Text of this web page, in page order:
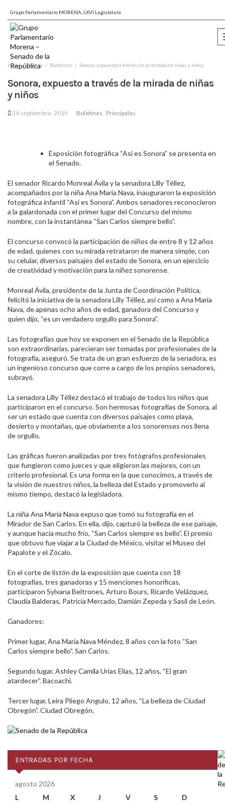
Grupo Parlamentario MORENA, LXVI Legislatura
Inicio Prensa Boletines Sonora, expuesto a través de la mirada de niñas y niños
Sonora, expuesto a través de la mirada de niñas
y niños
24 septiembre, 2019 Boletines Principales
Exposición fotográfica “Así es Sonora” se presenta en
el Senado.
El senador Ricardo Monreal Ávila y la senadora Lilly Téllez,
acompañados por la niña Ana María Nava, inauguraron la exposición
fotográfica infantil “Así es Sonora”. Ambos senadores reconocieron
a la galardonada con el primer lugar del Concurso del mismo
nombre, con la instantánea “San Carlos siempre bello”.
El concurso convocó la participación de niños de entre 8 y 12 años
de edad, quienes con su mirada retrataron de manera simple, con
su celular, diversos paisajes del estado de Sonora, en un ejercicio
de creatividad y motivación para la niñez sonorense.
Monreal Ávila, presidente de la Junta de Coordinación Política,
felicitó la iniciativa de la senadora Lilly Téllez, así como a Ana María
Nava, de apenas ocho años de edad, ganadora del Concurso y
quien dijo, “es un verdadero orgullo para Sonora”.
Las fotografías que hoy se exponen en el Senado de la República
son extraordinarias, parecieran ser tomadas por profesionales de la
fotografía, aseguró. Se trata de un gran esfuerzo de la senadora, es
un ingenioso concurso que corre a cargo de los propios senadores,
subrayó.
La senadora Lilly Téllez destacó el trabajo de todos los niños que
participaron en el concurso. Son hermosas fotografías de Sonora, al
ser un estado que cuenta con diversos paisajes como playa,
desierto y montañas, que obviamente a los sonorenses nos llena
de orgullo.
Las gráficas fueron analizadas por tres fotógrafos profesionales
que fungieron como jueces y que eligieron las mejores, con un
criterio profesional. Es una forma en la que conocimos, a través de
la visión de nuestros niños, la belleza del Estado y promoverlo al
mismo tiempo, destacó la legisladora.
La niña Ana María Nava expuso que tomó su fotografía en el
Mirador de San Carlos. En ella, dijo, capturó la belleza de ese paisaje,
y aunque hacía mucho frío, “San Carlos siempre es bello”. El premio
que obtuvo fue viajar a la Ciudad de México, visitar el Museo del
Papalote y el Zócalo.
En el corte de listón de la exposición que cuenta con 18
fotografías, tres ganadoras y 15 menciones honoríficas,
participaron Sylvana Beltrones, Arturo Bours, Ricardo Velázquez,
Claudia Balderas, Patricia Mercado, Damián Zepeda y Sasil de León.
Ganadores:
Primer lugar, Ana María Nava Méndez, 8 años con la foto “San
Carlos siempre bello”. San Carlos.
Segundo lugar, Ashley Camila Urías Elías, 12 años, “El gran
atardecer”. Bacoachi.
Tercer lugar, Leira Pliego Angulo, 12 años, “La belleza de Ciudad
Obregón”. Ciudad Obregón.
ENTRADAS POR FECHA
agosto 2026
L
M X J V S
D